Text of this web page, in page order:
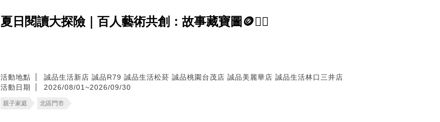
夏日閱讀大探險｜百人藝術共創：故事藏寶圖🪙🏴‍☠️
活動地點 誠品生活新店 誠品R79 誠品生活松菸 誠品桃園台茂店 誠品美麗華店 誠品生活林口三井店
活動日期
2026/08/01~2026/09/30
親子家庭 北區門市